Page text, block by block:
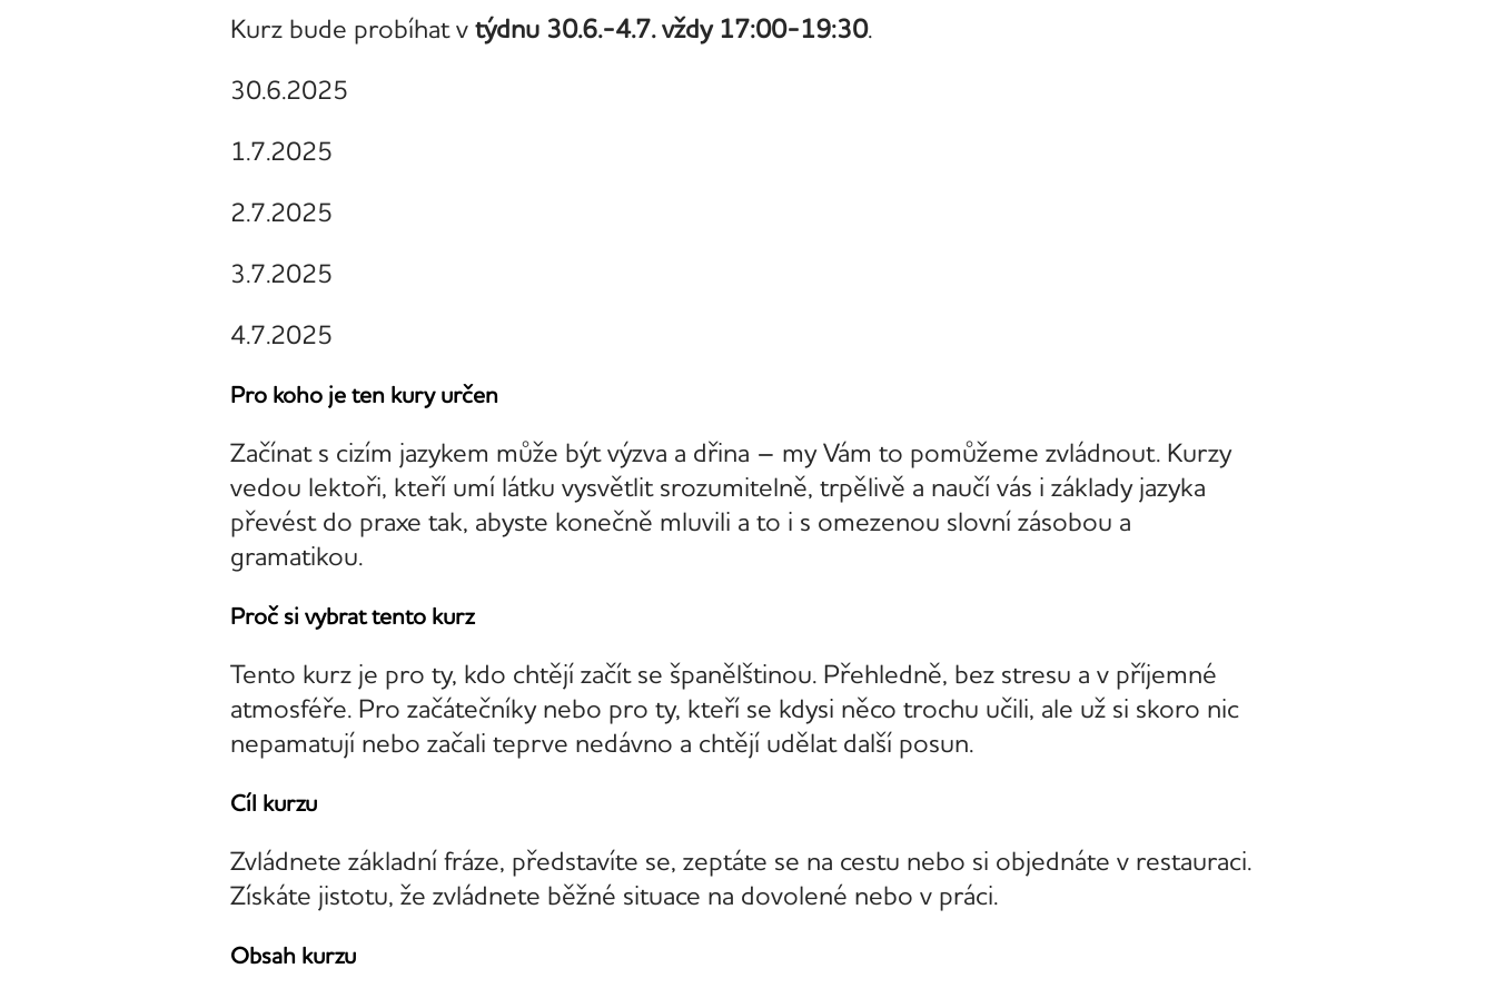
Kurz bude probíhat v týdnu 30.6.-4.7. vždy 17:00-19:30.
30.6.2025
1.7.2025
2.7.2025
3.7.2025
4.7.2025
Pro koho je ten kury určen
Začínat s cizím jazykem může být výzva a dřina – my Vám to pomůžeme zvládnout. Kurzy
vedou lektoři, kteří umí látku vysvětlit srozumitelně, trpělivě a naučí vás i základy jazyka
převést do praxe tak, abyste konečně mluvili a to i s omezenou slovní zásobou a
gramatikou.
Proč si vybrat tento kurz
Tento kurz je pro ty, kdo chtějí začít se španělštinou. Přehledně, bez stresu a v příjemné
atmosféře. Pro začátečníky nebo pro ty, kteří se kdysi něco trochu učili, ale už si skoro nic
nepamatují nebo začali teprve nedávno a chtějí udělat další posun.
Cíl kurzu
Zvládnete základní fráze, představíte se, zeptáte se na cestu nebo si objednáte v restauraci.
Získáte jistotu, že zvládnete běžné situace na dovolené nebo v práci.
Obsah kurzu